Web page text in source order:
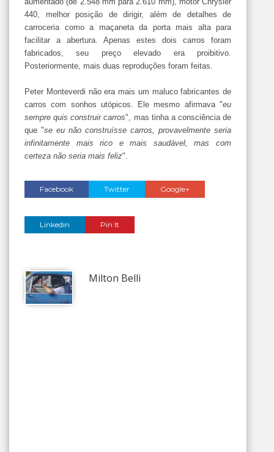
440, melhor posição de dirigir, além de detalhes de
carroceria como a maçaneta da porta mais alta para
facilitar a abertura. Apenas estes dois carros foram
fabricados, seu preço elevado era proibitivo.
Posteriormente, mais duas reproduções foram feitas.
Peter Monteverdi não era mais um maluco fabricantes de
carros com sonhos utópicos. Ele mesmo afirmava "eu
sempre quis construir carros", mas tinha a consciência de
que "se eu não construísse carros, provavelmente seria
infinitamente mais rico e mais saudável, mas com
certeza não seria mais feliz".
Facebook Twitter Google+
Linkedin Pin It
Milton Belli